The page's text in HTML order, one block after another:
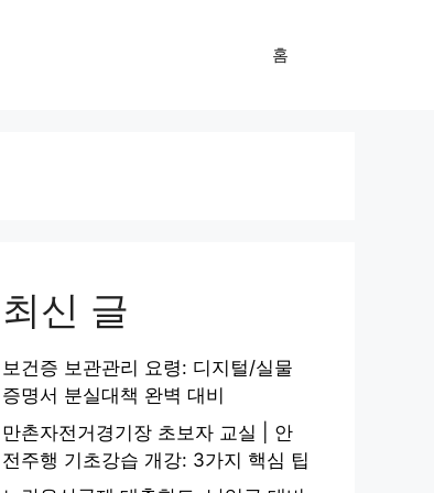
홈
최신 글
보건증 보관관리 요령: 디지털/실물
증명서 분실대책 완벽 대비
만촌자전거경기장 초보자 교실 | 안
전주행 기초강습 개강: 3가지 핵심 팁